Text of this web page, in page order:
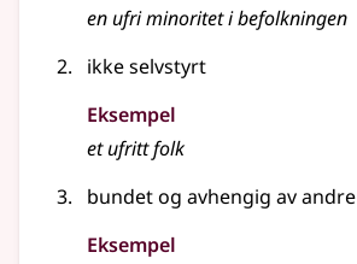
en ufriminoritet i befolkningen
ikke selvstyrt
Eksempel
et ufritt folk
bundet og avhengig av andre
Eksempel